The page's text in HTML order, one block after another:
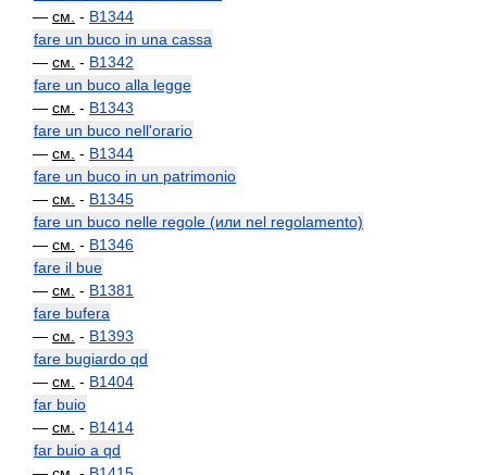
— см. - B1344
fare un buco in una cassa
— см. - B1342
fare un buco alla legge
— см. - B1343
fare un buco nell'orario
— см. - B1344
fare un buco in un patrimonio
— см. - B1345
fare un buco nelle regole (или nel regolamento)
— см. - B1346
fare il bue
— см. - B1381
fare bufera
— см. - B1393
fare bugiardo qd
— см. - B1404
far buio
— см. - B1414
far buio a qd